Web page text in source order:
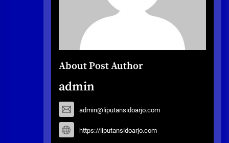
About Post Author
admin
admin@liputansidoarjo.com
https://liputansidoarjo.com